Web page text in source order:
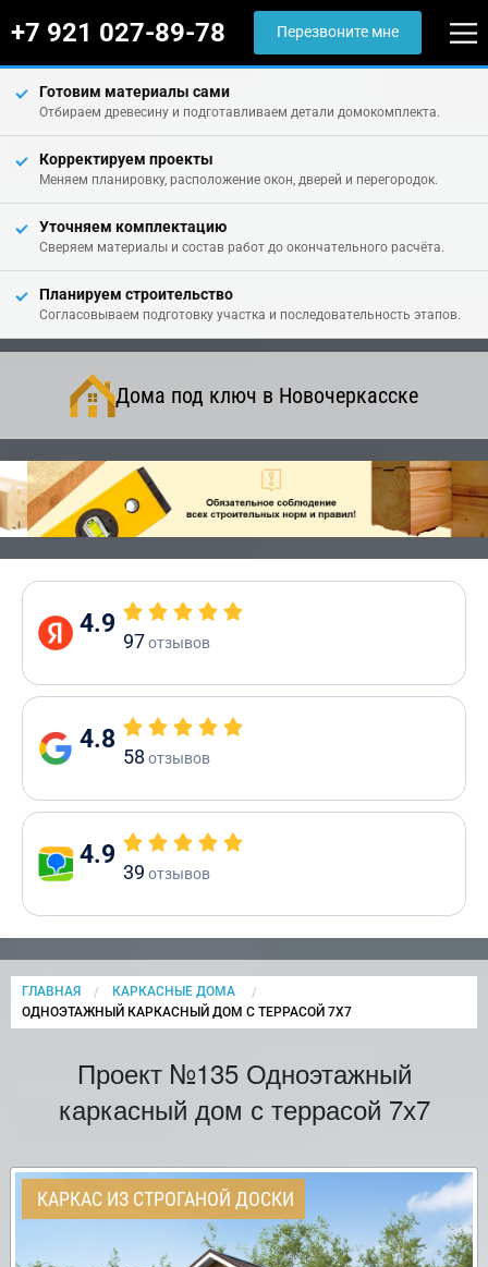
+7 921 027-89-78 Перезвоните мне
Готовим материалы сами
Отбираем древесину и подготавливаем детали домокомплекта.
Корректируем проекты
Меняем планировку, расположение окон, дверей и перегородок.
Уточняем комплектацию
Сверяем материалы и состав работ до окончательного расчёта.
Планируем строительство
Согласовываем подготовку участка и последовательность этапов.
Дома под ключ в Новочеркасске
4.9
97отзывов
4.8
58 отзывов
4.9
39 отзывов
ГЛАВНАЯ
КАРКАСНЫЕ ДОМА
CURRENT:
ОДНОЭТАЖНЫЙ КАРКАСНЫЙ ДОМ С ТЕРРАСОЙ 7Х7
Проект №135 Одноэтажный
каркасный дом с террасой 7х7
КАРКАС ИЗ СТРОГАНОЙ ДОСКИ